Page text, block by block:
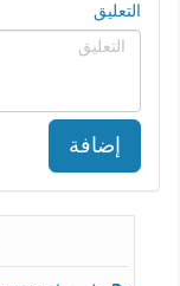
التعليق
إضافة